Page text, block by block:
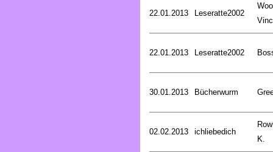
22.01.2013 Leseratte2002
22.01.2013 Leseratte2002
30.01.2013 Bücherwurm
02.02.2013 ichliebedich
K.